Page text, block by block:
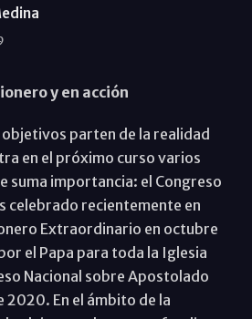
y en acción
objetivos parten de la realidad
en el próximo curso varios
suma importancia: el Congreso
celebrado recientemente en
Extraordinario en octubre
el Papa para toda la Iglesia
Nacional sobre Apostolado
2020. En el ámbito de la